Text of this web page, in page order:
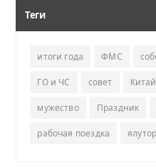
Теги
итоги года ФМС
ГО и ЧС совет Китай
мужество Праздник
рабочая поездка